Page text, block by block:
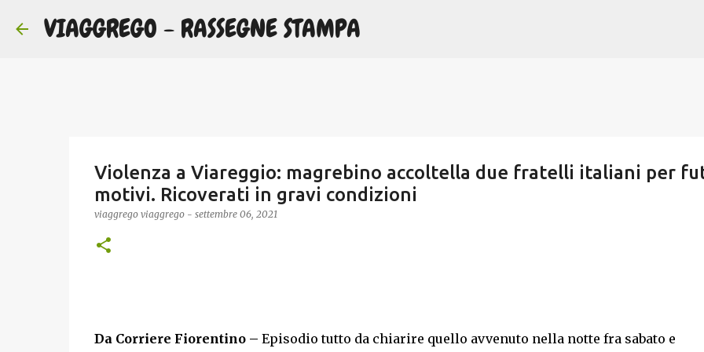
VIAGGREGO - RASSEGNE STAMPA
Violenza a Viareggio: magrebino accoltella due fratelli italiani per
motivi. Ricoverati in gravi condizioni
viaggrego viaggrego - settembre 06, 2021
Da Corriere Fiorentino – Episodio tutto da chiarire quello avvenuto nella notte fra sabato e